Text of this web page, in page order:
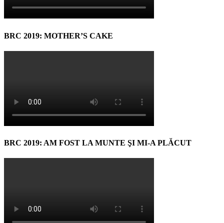
BRC 2019: MOTHER’S CAKE
BRC 2019: AM FOST LA MUNTE ŞI MI-A PLĂCUT